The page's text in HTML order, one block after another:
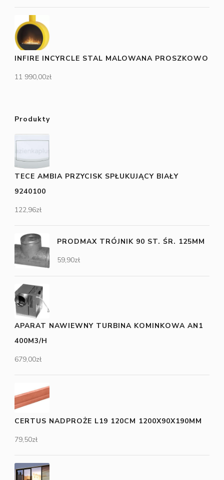
INFIRE INCYRCLE STAL MALOWANA PROSZKOWO
11 990,00zł
Produkty
TECE AMBIA PRZYCISK SPŁUKUJĄCY BIAŁY
9240100
122,96zł
PRODMAX TRÓJNIK 90 ST. ŚR. 125MM
59,90zł
APARAT NAWIEWNY TURBINA KOMINKOWA AN1
400M3/H
679,00zł
CERTUS NADPROŻE L19 120CM 1200X90X190MM
79,50zł